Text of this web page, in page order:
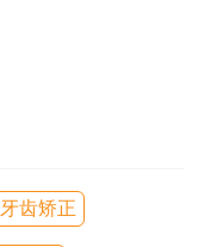
牙齿矫正